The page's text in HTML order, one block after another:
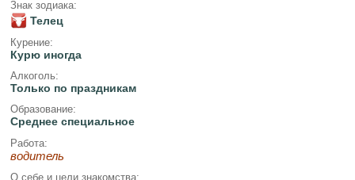
Знак зодиака:
Телец
Курение:
Курю иногда
Алкоголь:
Только по праздникам
Образование:
Среднее специальное
Работа:
водитель
О себе и цели знакомства: